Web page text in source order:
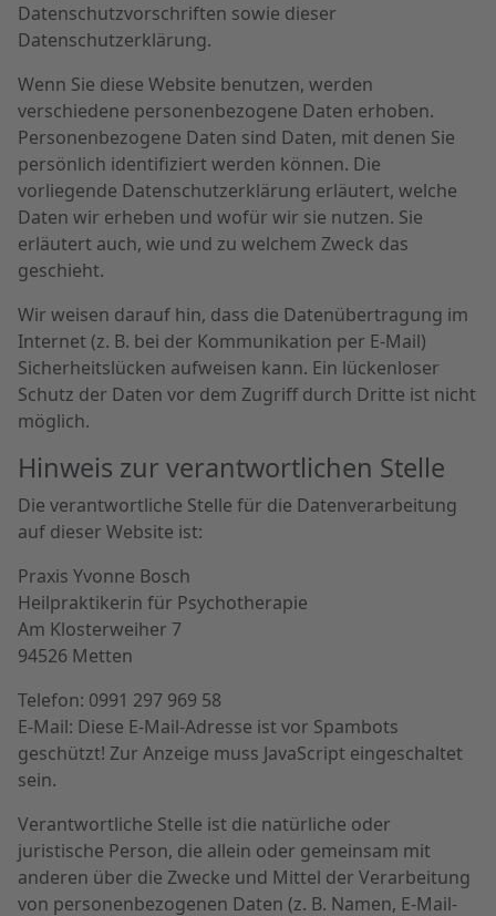
Datenschutzvorschriften sowie dieser
Datenschutzerklärung.
Wenn Sie diese Website benutzen, werden
verschiedene personenbezogene Daten erhoben.
Personenbezogene Daten sind Daten, mit denen Sie
persönlich identifiziert werden können. Die
vorliegende Datenschutzerklärung erläutert, welche
Daten wir erheben und wofür wir sie nutzen. Sie
erläutert auch, wie und zu welchem Zweck das
geschieht.
Wir weisen darauf hin, dass die Datenübertragung im
Internet (z. B. bei der Kommunikation per E-Mail)
Sicherheitslücken aufweisen kann. Ein lückenloser
Schutz der Daten vor dem Zugriff durch Dritte ist nicht
möglich.
Hinweis zur verantwortlichen Stelle
Die verantwortliche Stelle für die Datenverarbeitung
auf dieser Website ist:
Praxis Yvonne Bosch
Heilpraktikerin für Psychotherapie
Am Klosterweiher 7
94526 Metten
Telefon: 0991 297 969 58
E-Mail: Diese E-Mail-Adresse ist vor Spambots
geschützt! Zur Anzeige muss JavaScript eingeschaltet
sein.
Verantwortliche Stelle ist die natürliche oder
juristische Person, die allein oder gemeinsam mit
anderen über die Zwecke und Mittel der Verarbeitung
von personenbezogenen Daten (z. B. Namen, E-Mail-